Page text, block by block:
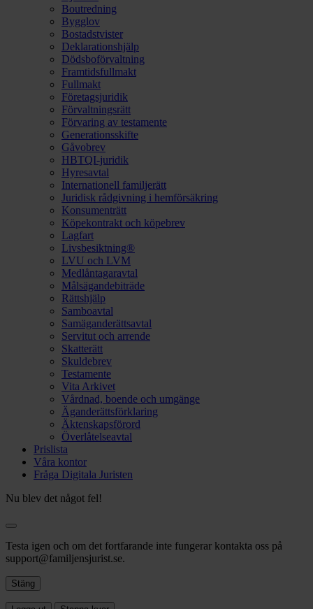
Boutredning
Bygglov
Bostadstvister
Deklarationshjälp
Dödsboförvaltning
Framtidsfullmakt
Fullmakt
Företagsjuridik
Förvaltningsrätt
Förvaring av testamente
Generationsskifte
Gåvobrev
HBTQI-juridik
Hyresavtal
Internationell familjerätt
Juridisk rådgivning i hemförsäkring
Konsumenträtt
Köpekontrakt och köpebrev
Lagfart
Livsbesiktning®
LVU och LVM
Medlåntagaravtal
Målsägandebiträde
Rättshjälp
Samboavtal
Samäganderättsavtal
Servitut och arrende
Skatterätt
Skuldebrev
Testamente
Vita Arkivet
Vårdnad, boende och umgänge
Äganderättsförklaring
Äktenskapsförord
Överlåtelseavtal
Prislista
Våra kontor
Fråga Digitala Juristen
Nu blev det något fel!
Testa igen och om det fortfarande inte fungerar kontakta oss på
support@familjensjurist.se.
Stäng